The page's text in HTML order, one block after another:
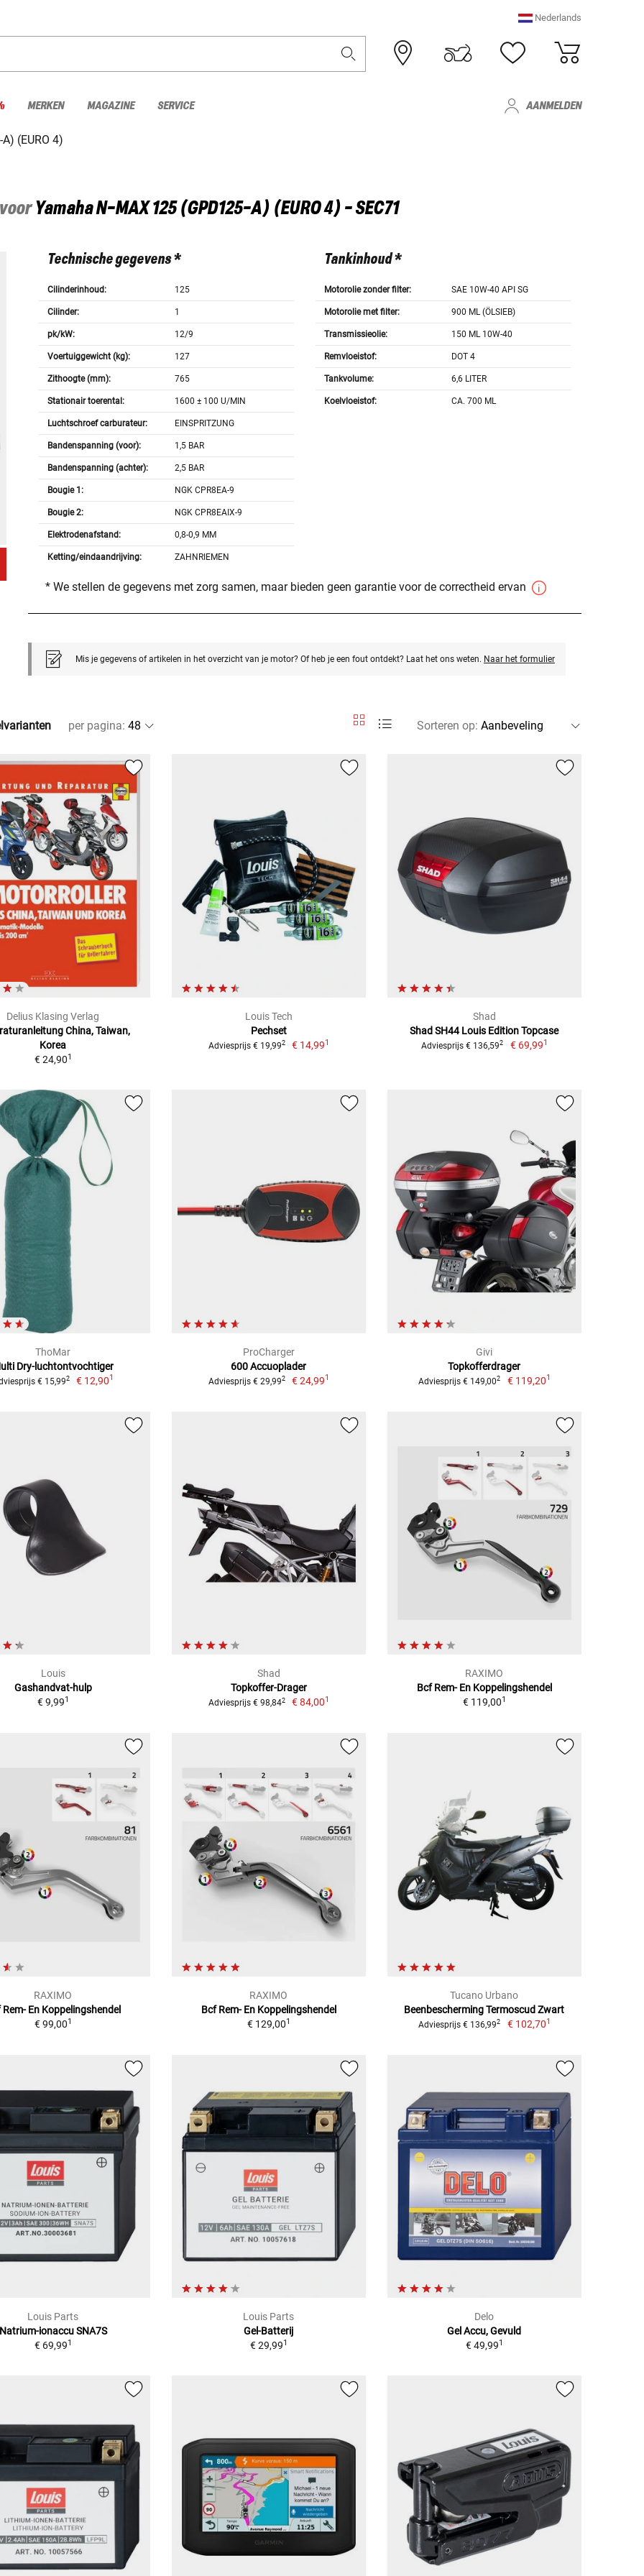
Nederlands
MERKEN MAGAZINE SERVICE AANMELDEN
(EURO 4)
YamahaN-MAX 125 (GPD125-A) (EURO 4) - SEC71
Technische gegevens *
Cilinderinhoud: 125
Cilinder: 1
pk/kW: 12/9
Voertuiggewicht (kg): 127
Zithoogte (mm): 765
Stationair toerental: 1600 ± 100 U/MIN
Luchtschroef carburateur: EINSPRITZUNG
Bandenspanning (voor): 1,5 BAR
Bandenspanning (achter): 2,5 BAR
Bougie 1: NGK CPR8EA-9
Bougie 2: NGK CPR8EAIX-9
Elektrodenafstand: 0,8-0,9 MM
Ketting/eindaandrijving: ZAHNRIEMEN
Tankinhoud *
Motorolie zonder filter: SAE 10W-40 API SG
Motorolie met filter: 900 ML (ÖLSIEB)
Transmissieolie: 150 ML 10W-40
Remvloeistof: DOT 4
Tankvolume: 6,6 LITER
Koelvloeistof: CA. 700 ML
* We stellen de gegevens met zorg samen, maar bieden geen garantie voor de correctheid ervan
Mis je gegevens of artikelen in het overzicht van je motor? Of heb je een fout ontdekt? Laat het ons weten. Naar het formulier
per pagina: Sorteren op:
Delius Klasing Verlag
China, Taiwan,
Korea
€ 24,901
Louis Tech
Pechset
Adviesprijs € 19,992 € 14,991
Shad
Shad SH44 Louis Edition Topcase
Adviesprijs € 136,592 € 69,991
ThoMar
Dry-luchtontvochtiger
€ 15,992 € 12,901
ProCharger
600 Accuoplader
Adviesprijs € 29,992 € 24,991
Givi
Topkofferdrager
Adviesprijs € 149,002 € 119,201
Louis
Gashandvat-hulp
€ 9,991
Shad
Topkoffer-Drager
Adviesprijs € 98,842 € 84,001
RAXIMO
Bcf Rem- En Koppelingshendel
€ 119,001
RAXIMO
Rem- En Koppelingshendel
€ 99,001
RAXIMO
Bcf Rem- En Koppelingshendel
€ 129,001
Tucano Urbano
Beenbescherming Termoscud Zwart
Adviesprijs € 136,992 € 102,701
Louis Parts
ionaccu SNA7S
€ 69,991
Louis Parts
Gel-Batterij
€ 29,991
Delo
Gel Accu, Gevuld
€ 49,991